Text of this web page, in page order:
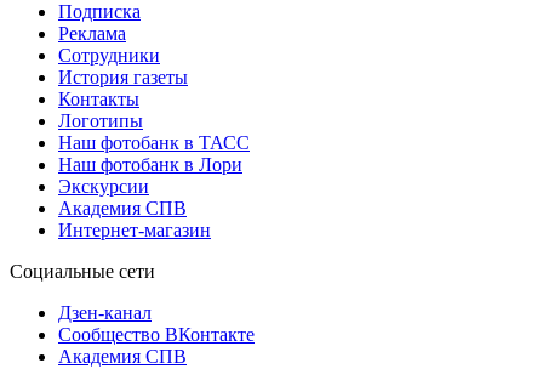
Подписка
Реклама
Сотрудники
История газеты
Контакты
Логотипы
Наш фотобанк в ТАСС
Наш фотобанк в Лори
Экскурсии
Академия СПВ
Интернет-магазин
Социальные сети
Дзен-канал
Сообщество ВКонтакте
Академия СПВ